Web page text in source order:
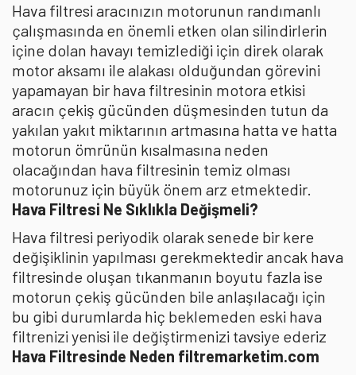
Hava filtresi aracınızın motorunun randımanlı
çalışmasında en önemli etken olan silindirlerin
içine dolan havayı temizlediği için direk olarak
motor aksamı ile alakası olduğundan görevini
yapamayan bir hava filtresinin motora etkisi
aracın çekiş gücünden düşmesinden tutun da
yakılan yakıt miktarının artmasına hatta ve hatta
motorun ömrünün kısalmasına neden
olacağından hava filtresinin temiz olması
motorunuz için büyük önem arz etmektedir.
Hava Filtresi Ne Sıklıkla Değişmeli?
Hava filtresi periyodik olarak senede bir kere
değişiklinin yapılması gerekmektedir ancak hava
filtresinde oluşan tıkanmanın boyutu fazla ise
motorun çekiş gücünden bile anlaşılacağı için
bu gibi durumlarda hiç beklemeden eski hava
filtrenizi yenisi ile değiştirmenizi tavsiye ederiz
Hava Filtresinde Neden filtremarketim.com